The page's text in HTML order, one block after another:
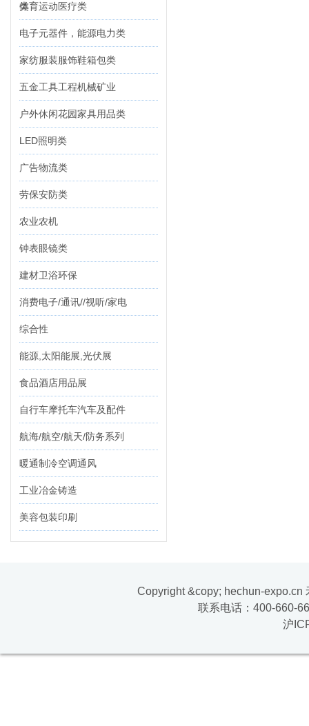
类
体育运动医疗类
电子元器件，能源电力类
家纺服装服饰鞋箱包类
五金工具工程机械矿业
户外休闲花园家具用品类
LED照明类
广告物流类
劳保安防类
农业农机
钟表眼镜类
建材卫浴环保
消费电子/通讯//视听/家电
综合性
能源,太阳能展,光伏展
食品酒店用品展
自行车摩托车汽车及配件
航海/航空/航天/防务系列
暖通制冷空调通风
工业冶金铸造
美容包装印刷
Copyright &copy; hechun-expo.cn
联系电话：400-660-
沪